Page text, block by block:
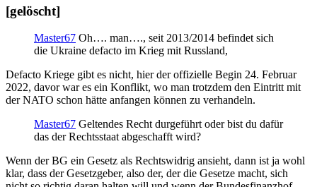
[gelöscht]
Master67 Oh…. man…., seit 2013/2014 befindet sich
die Ukraine defacto im Krieg mit Russland,
Defacto Kriege gibt es nicht, hier der offizielle Begin 24. Februar
2022, davor war es ein Konflikt, wo man trotzdem den Eintritt mit
der NATO schon hätte anfangen können zu verhandeln.
Master67 Geltendes Recht durgeführt oder bist du dafür
das der Rechtsstaat abgeschafft wird?
Wenn der BG ein Gesetz als Rechtswidrig ansieht, dann ist ja wohl
klar, dass der Gesetzgeber, also der, der die Gesetze macht, sich